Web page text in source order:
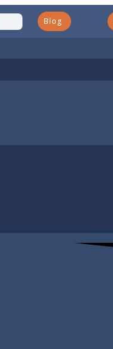
Blog